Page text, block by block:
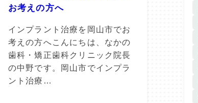
お考えの方へ
インプラント治療を岡山市でお
考えの方へこんにちは、なかの
歯科・矯正歯科クリニック院長
の中野です。岡山市でインプラ
ント治療…